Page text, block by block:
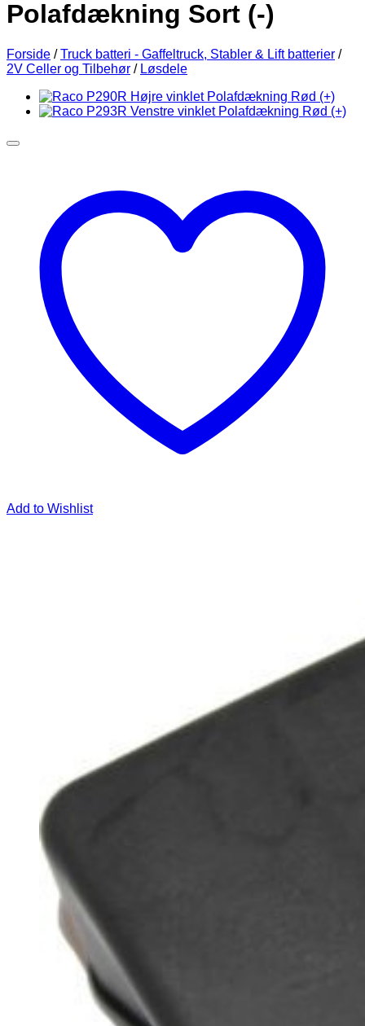
Polafdækning Sort (-)
Forside / Truck batteri - Gaffeltruck, Stabler & Lift batterier /
2V Celler og Tilbehør / Løsdele
Add to Wishlist